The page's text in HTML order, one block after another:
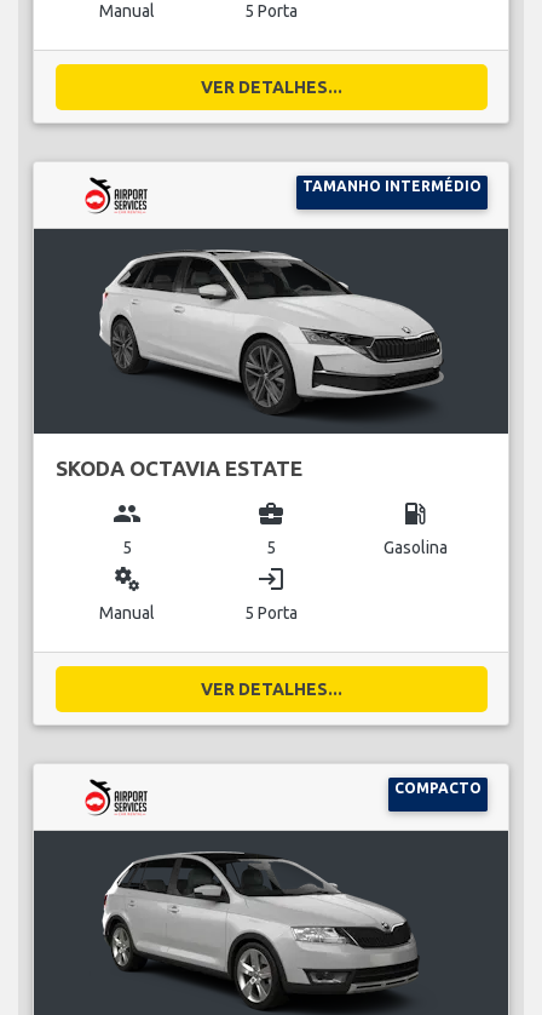
Manual 5 Porta
VER DETALHES...
TAMANHO INTERMÉDIO
SKODA OCTAVIA ESTATE
group
5
business_center
5
local_gas_station
Gasolina
miscellaneous_services
Manual
login
5 Porta
VER DETALHES...
COMPACTO